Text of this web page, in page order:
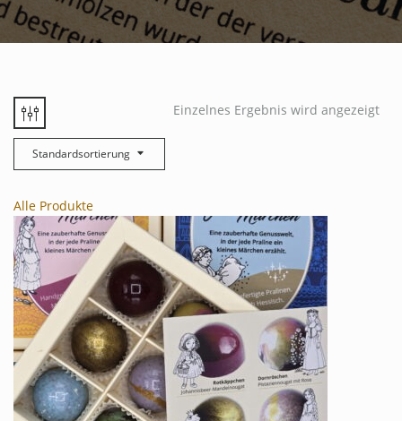
Standardsortierung
Einzelnes Ergebnis wird angezeigt
Alle Produkte